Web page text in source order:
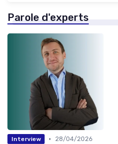
Parole d'experts
Interview •
28/04/2026